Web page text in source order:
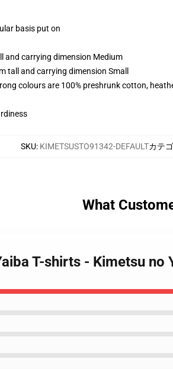
basis put on
and carrying dimension Medium
tall and carrying dimension Small
colours are 100% preshrunk cotton,
SKU: KIMETSUSTO91342-DEFAULTカテ
What
T-shirts - Kimetsu no